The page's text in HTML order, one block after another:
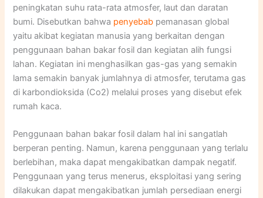
peningkatan suhu rata-rata atmosfer, laut dan daratan
bumi. Disebutkan bahwa penyebab pemanasan global
yaitu akibat kegiatan manusia yang berkaitan dengan
penggunaan bahan bakar fosil dan kegiatan alih fungsi
lahan. Kegiatan ini menghasilkan gas-gas yang semakin
lama semakin banyak jumlahnya di atmosfer, terutama gas
di karbondioksida (Co2) melalui proses yang disebut efek
rumah kaca.
Penggunaan bahan bakar fosil dalam hal ini sangatlah
berperan penting. Namun, karena penggunaan yang terlalu
berlebihan, maka dapat mengakibatkan dampak negatif.
Penggunaan yang terus menerus, eksploitasi yang sering
dilakukan dapat mengakibatkan jumlah persediaan energi